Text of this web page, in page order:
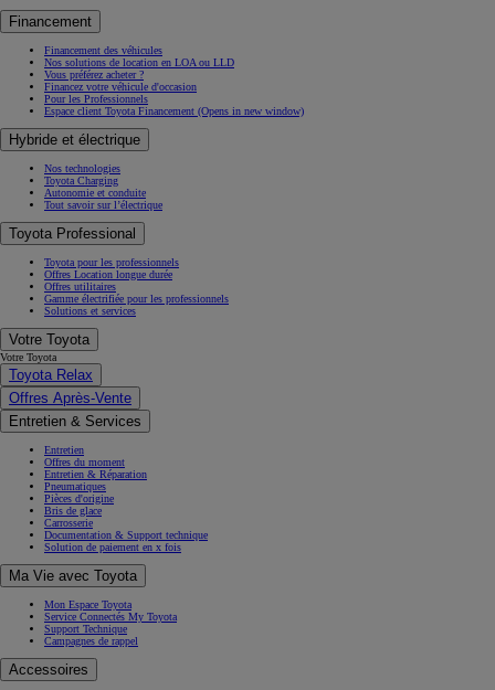
Financement
Financement des véhicules
Nos solutions de location en LOA ou LLD
Vous préférez acheter ?
Financez votre véhicule d'occasion
Pour les Professionnels
Espace client Toyota Financement (Opens in new window)
Hybride et électrique
Nos technologies
Toyota Charging
Autonomie et conduite
Tout savoir sur l’électrique
Toyota Professional
Toyota pour les professionnels
Offres Location longue durée
Offres utilitaires
Gamme électrifiée pour les professionnels
Solutions et services
Votre Toyota
Votre Toyota
Toyota Relax
Offres Après-Vente
Entretien & Services
Entretien
Offres du moment
Entretien & Réparation
Pneumatiques
Pièces d'origine
Bris de glace
Carrosserie
Documentation & Support technique
Solution de paiement en x fois
Ma Vie avec Toyota
Mon Espace Toyota
Service Connectés My Toyota
Support Technique
Campagnes de rappel
Accessoires